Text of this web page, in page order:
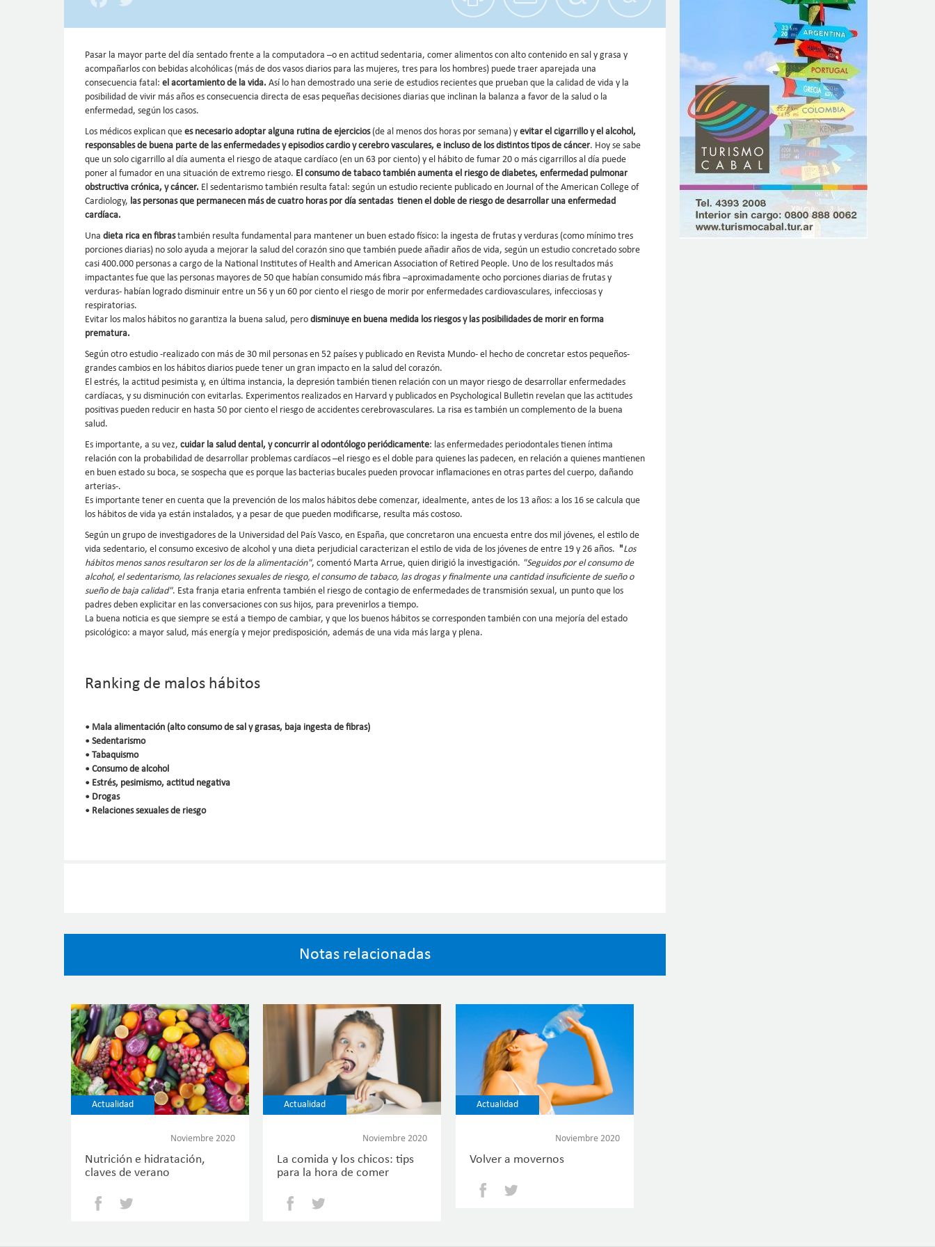
Pasar la mayor parte del día sentado frente a la computadora –o en actitud sedentaria, comer alimentos con alto contenido en sal y grasa y
acompañarlos con bebidas alcohólicas (más de dos vasos diarios para las mujeres, tres para los hombres) puede traer aparejada una
consecuencia fatal: el acortamiento de la vida. Así lo han demostrado una serie de estudios recientes que prueban que la calidad de vida y la
posibilidad de vivir más años es consecuencia directa de esas pequeñas decisiones diarias que inclinan la balanza a favor de la salud o la
enfermedad, según los casos.
Los médicos explican que es necesario adoptar alguna rutina de ejercicios(de al menos dos horas por semana) y evitar el cigarrillo y el alcohol,
responsables de buena parte de las enfermedades y episodios cardio y cerebro vasculares, e incluso de los distintos tipos de cáncer. Hoy se sabe
que un solo cigarrillo al día aumenta el riesgo de ataque cardíaco (en un 63 por ciento) y el hábito de fumar 20 o más cigarrillos al día puede
poner al fumador en una situación de extremo riesgo. El consumo de tabaco también aumenta el riesgo de diabetes, enfermedad pulmonar
obstructiva crónica, y cáncer. El sedentarismo también resulta fatal: según un estudio reciente publicado en Journal of the American College of
Cardiology, las personas que permanecen más de cuatro horas por día sentadas tienen el doble de riesgo de desarrollar una enfermedad
cardíaca.
Una dieta rica en fibrastambién resulta fundamental para mantener un buen estado físico: la ingesta de frutas y verduras (como mínimo tres
porciones diarias) no solo ayuda a mejorar la salud del corazón sino que también puede añadir años de vida, según un estudio concretado sobre
casi 400.000 personas a cargo de la National Institutes of Health and American Association of Retired People. Uno de los resultados más
impactantes fue que las personas mayores de 50 que habían consumido más fibra –aproximadamente ocho porciones diarias de frutas y
verduras- habían logrado disminuir entre un 56 y un 60 por ciento el riesgo de morir por enfermedades cardiovasculares, infecciosas y
respiratorias.
Evitar los malos hábitos no garantiza la buena salud, pero disminuye en buena medida los riesgos y las posibilidades de morir en forma
prematura.
Según otro estudio -realizado con más de 30 mil personas en 52 países y publicado en Revista Mundo- el hecho de concretar estos pequeños-
grandes cambios en los hábitos diarios puede tener un gran impacto en la salud del corazón.
El estrés, la actitud pesimista y, en última instancia, la depresión también tienen relación con un mayor riesgo de desarrollar enfermedades
cardíacas, y su disminución con evitarlas. Experimentos realizados en Harvard y publicados en Psychological Bulletin revelan que las actitudes
positivas pueden reducir en hasta 50 por ciento el riesgo de accidentes cerebrovasculares. La risa es también un complemento de la buena
salud.
Es importante, a su vez, cuidar la salud dental, y concurrir al odontólogo periódicamente: las enfermedades periodontales tienen íntima
relación con la probabilidad de desarrollar problemas cardíacos –el riesgo es el doble para quienes las padecen, en relación a quienes mantienen
en buen estado su boca, se sospecha que es porque las bacterias bucales pueden provocar inflamaciones en otras partes del cuerpo, dañando
arterias-.
Es importante tener en cuenta que la prevención de los malos hábitos debe comenzar, idealmente, antes de los 13 años: a los 16 se calcula que
los hábitos de vida ya están instalados, y a pesar de que pueden modificarse, resulta más costoso.
Según un grupo de investigadores de la Universidad del País Vasco, en España, que concretaron una encuesta entre dos mil jóvenes, el estilo de
vida sedentario, el consumo excesivo de alcohol y una dieta perjudicial caracterizan el estilo de vida de los jóvenes de entre 19 y 26 años. "Los
hábitos menos sanos resultaron ser los de la alimentación", comentó Marta Arrue, quien dirigió la investigación. "Seguidos por el consumo de
alcohol, el sedentarismo, las relaciones sexuales de riesgo, el consumo de tabaco, las drogas y finalmente una cantidad insuficiente de sueño o
sueño de baja calidad". Esta franja etaria enfrenta también el riesgo de contagio de enfermedades de transmisión sexual, un punto que los
padres deben explicitar en las conversaciones con sus hijos, para prevenirlos a tiempo.
La buena noticia es que siempre se está a tiempo de cambiar, y que los buenos hábitos se corresponden también con una mejoría del estado
psicológico: a mayor salud, más energía y mejor predisposición, además de una vida más larga y plena.
Ranking de malos hábitos
• Mala alimentación (alto consumo de sal y grasas, baja ingesta de fibras)
• Sedentarismo
• Tabaquismo
• Consumo de alcohol
• Estrés, pesimismo, actitud negativa
• Drogas
• Relaciones sexuales de riesgo
Notas relacionadas
Actualidad
Noviembre 2020
Nutrición e hidratación,
claves de verano
Facebook
Actualidad
Noviembre 2020
La comida y los chicos: tips
para la hora de comer
Facebook
Actualidad
Noviembre 2020
Volver a movernos
Facebook